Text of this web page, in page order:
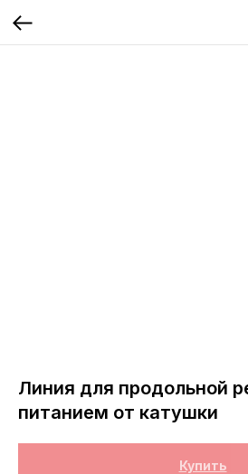
Линия для продольной
питанием от катушки
Купить